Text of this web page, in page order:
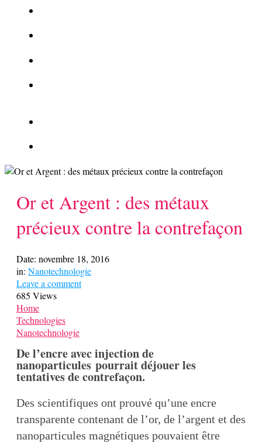
Or et Argent : des métaux
précieux contre la contrefaçon
Date: novembre 18, 2016
in: Nanotechnologie
Leave a comment
685 Views
Home
Technologies
Nanotechnologie
De l’encre avec injection de
nanoparticules pourrait déjouer les
tentatives de contrefaçon.
Des scientifiques ont prouvé qu’une encre
transparente contenant de l’or, de l’argent et des
nanoparticules magnétiques pouvaient être